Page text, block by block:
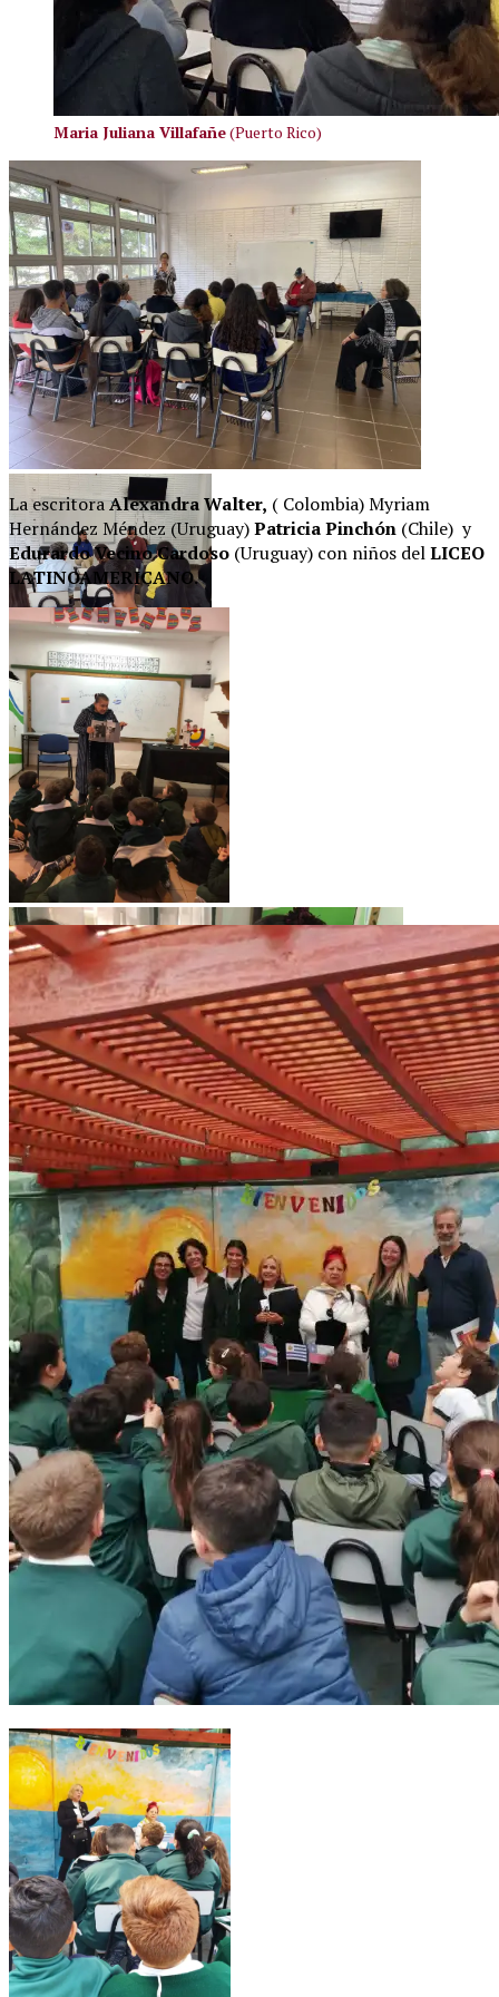
Maria Juliana Villafañe(Puerto Rico)
María Juliana Villafañe
Cecilia Bonilla y Eduardo
Vecino Cardoso.
La escritoraAlexandra Walter, ( Colombia) Myriam
Hernández Méndez (Uruguay)Patricia Pinchón (Chile) y
Edurardo Vecino Cardoso (Uruguay) con niños delLICEO
LATINOAMERICANO.
Alexandra Walter
Alexandra Walter